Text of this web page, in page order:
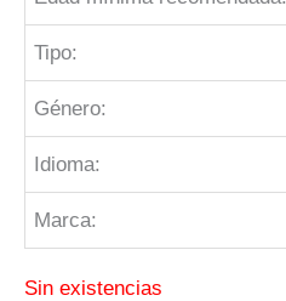
Tipo:
Género:
Idioma:
Marca:
Sin existencias